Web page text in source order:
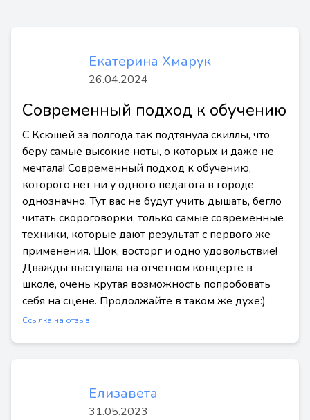
Екатерина Хмарук
26.04.2024
Современный подход к обучению
С Ксюшей за полгода так подтянула скиллы, что
беру самые высокие ноты, о которых и даже не
мечтала! Современный подход к обучению,
которого нет ни у одного педагога в городе
однозначно. Тут вас не будут учить дышать, бегло
читать скороговорки, только самые современные
техники, которые дают результат с первого же
применения. Шок, восторг и одно удовольствие!
Дважды выступала на отчетном концерте в
школе, очень крутая возможность попробовать
себя на сцене. Продолжайте в таком же духе:)
Ссылка на отзыв
Елизавета
31.05.2023